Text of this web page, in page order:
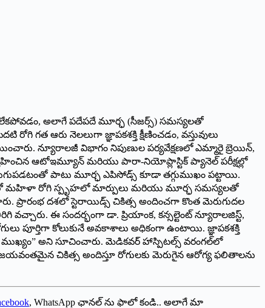
అలాగే పదేపదే మూర్ఛ (సీజర్స్) సమస్యలతో
గత ఆరు నెలలుగా జ్ఞాపకశక్తి క్షీణించడం, వస్తువులు
న్యూరాలజీ విభాగం నిపుణుల పర్యవేక్షణలో ఎమ్మారై బ్రెయిన్,
ఆటోఇమ్యూన్ మరియు పారా-నియోప్లాస్టిక్ ప్యానెల్ పరీక్షల్లో
పాటు మూర్ఛ ఎపిసోడ్స్ కూడా తగ్గుముఖం పట్టాయి.
మరో మహిళా రోగి స్పృహలో మార్పులు మరియు మూర్ఛ సమస్యలతో
ప్రారంభ దశలో స్టెరాయిడ్స్ చికిత్స అందించగా కొంత మెరుగుదల
ఈ సందర్భంగా డా. ప్రియాంక, కన్సల్టెంట్ న్యూరాలజిస్ట్,
పూర్తిగా కోలుకునే అవకాశాలు అధికంగా ఉంటాయి. జ్ఞాపకశక్తి
ముఖ్యం” అని సూచించారు. మెడికవర్ హాస్పిటల్స్ వరంగల్‌లో
చికిత్స అందిస్తూ రోగులకు మెరుగైన ఆరోగ్య ఫలితాలను
, WhatsApp ఛానల్ ను ఫాలో కండి.. అలాగే మా